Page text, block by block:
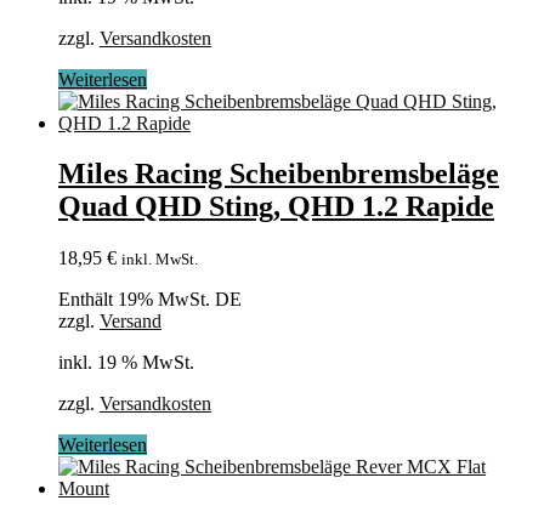
zzgl. Versandkosten
Weiterlesen
Miles Racing Scheibenbremsbeläge
Quad QHD Sting, QHD 1.2 Rapide
18,95 € inkl. MwSt.
Enthält 19% MwSt. DE
zzgl. Versand
inkl. 19 % MwSt.
zzgl. Versandkosten
Weiterlesen